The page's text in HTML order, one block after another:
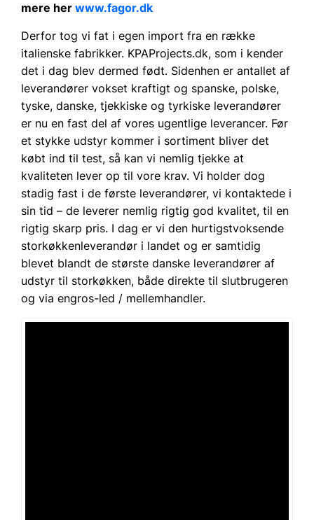
mere her www.fagor.dk
Derfor tog vi fat i egen import fra en række
italienske fabrikker. KPAProjects.dk, som i kender
det i dag blev dermed født. Sidenhen er antallet af
leverandører vokset kraftigt og spanske, polske,
tyske, danske, tjekkiske og tyrkiske leverandører
er nu en fast del af vores ugentlige leverancer. Før
et stykke udstyr kommer i sortiment bliver det
købt ind til test, så kan vi nemlig tjekke at
kvaliteten lever op til vore krav. Vi holder dog
stadig fast i de første leverandører, vi kontaktede i
sin tid – de leverer nemlig rigtig god kvalitet, til en
rigtig skarp pris. I dag er vi den hurtigstvoksende
storkøkkenleverandør i landet og er samtidig
blevet blandt de største danske leverandører af
udstyr til storkøkken, både direkte til slutbrugeren
og via engros-led / mellemhandler.